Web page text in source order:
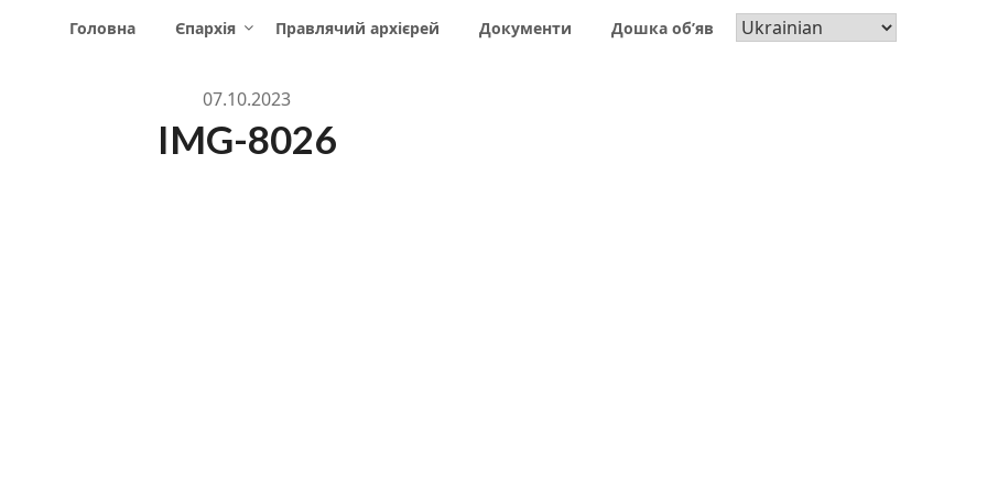
Головна Єпархія Правлячий архієрей Документи Дошка об’яв
07.10.2023
IMG-8026